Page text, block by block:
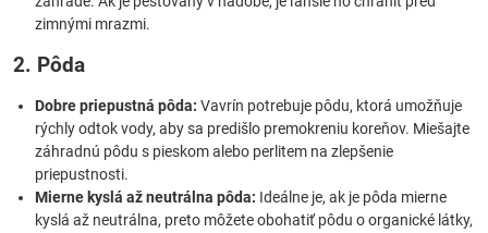
zimnými mrazmi.
2. Pôda
Dobre priepustná pôda: Vavrín potrebuje pôdu, ktorá umožňuje
rýchly odtok vody, aby sa predišlo premokreniu koreňov. Miešajte
záhradnú pôdu s pieskom alebo perlitem na zlepšenie
priepustnosti.
Mierne kyslá až neutrálna pôda: Ideálne je, ak je pôda mierne
kyslá až neutrálna, preto môžete obohatiť pôdu o organické látky,